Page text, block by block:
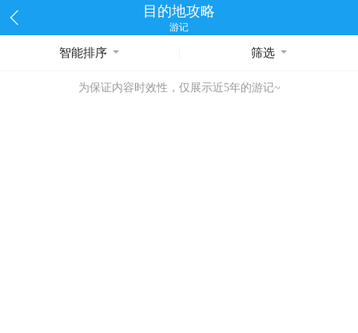
目的地攻略
游记
智能排序 筛选
为保证内容时效性，仅展示近5年的游记~